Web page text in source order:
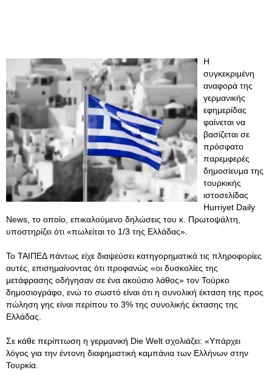
Η
συγκεκριμένη
αναφορά της
γερμανικής
εφημερίδας
φαίνεται να
βασίζεται σε
πρόσφατο
παρεμφερές
δημοσίευμα της
τουρκικής
ιστοσελίδας
Hurriyet Daily
News, το οποίο, επικαλούμενο δηλώσεις του κ. Πρωτοψάλτη,
υποστηρίζει ότι «πωλείται το 1/3 της Ελλάδας».
Το ΤΑΙΠΕΔ πάντως είχε διαψεύσει κατηγορηματικά τις πληροφορίες
αυτές, επισημαίνοντας ότι προφανώς «οι δυσκολίες της
μετάφρασης οδήγησαν σε ένα ακούσιο λάθος» τον Τούρκο
δημοσιογράφο, ενώ το σωστό είναι ότι η συνολική έκταση της προς
πώληση γης είναι περίπου το 3% της συνολικής έκτασης της
Ελλάδας.
Σε κάθε περίπτωση η γερμανική Die Welt σχολιάζει: «Υπάρχει
λόγος για την έντονη διαφημιστική καμπάνια των Ελλήνων στην
Τουρκία.